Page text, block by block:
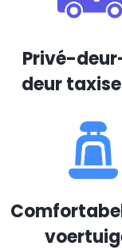
Privé-
deur